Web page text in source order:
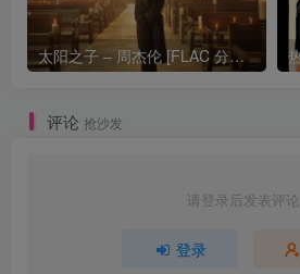
太阳之子 – 周杰伦 [FLAC 分轨 192Khz 24bit]
评论 抢沙发
请登录后发表评论
登录